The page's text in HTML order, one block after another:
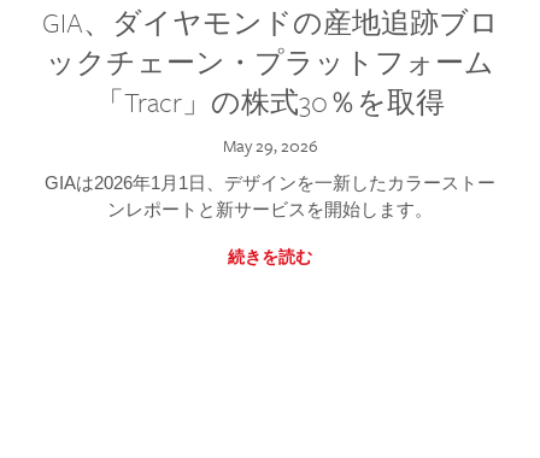
GIA、ダイヤモンドの産地追跡ブロ
ックチェーン・プラットフォーム
「Tracr」の株式30％を取得
May 29, 2026
GIAは2026年1月1日、デザインを一新したカラーストー
ンレポートと新サービスを開始します。
続きを読む